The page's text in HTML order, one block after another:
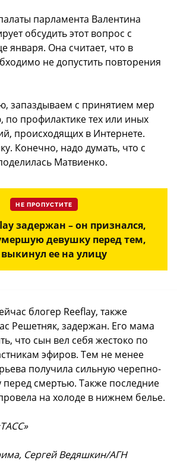
парламента Валентина
обсудить этот вопрос с
января. Она считает, что в
не допустить повторения
запаздываем с принятием мер
профилактике тех или иных
происходящих в Интернете.
Конечно, надо думать, что с
Матвиенко.
НЕ ПРОПУСТИТЕ
задержан – он признался,
девушку перед тем,
ее на улицу
блогер Reeflay, также
Решетняк, задержан. Его мама
что сын вел себя жестоко по
эфиров. Тем не менее
получила сильную черепно-
смертью. Также последние
на холоде в нижнем белье.
Сергей Ведяшкин/АГН